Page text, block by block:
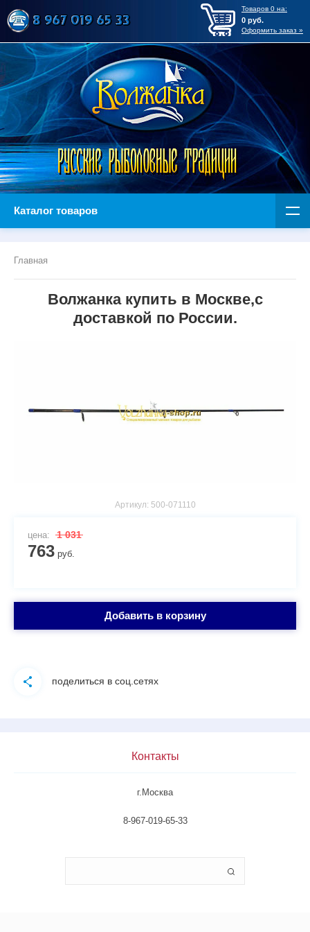
Товаров 0 на:
0 руб.
Оформить заказ »
Каталог товаров
Главная
Волжанка купить в Москве,с
доставкой по России.
Артикул: 500-071110
цена: 1 031
763 руб.
Добавить в корзину
поделиться в соц.сетях
Контакты
г.Москва
8-967-019-65-33